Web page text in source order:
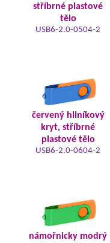
stříbrné plastové
tělo
USB6-2.0-0504-2
červený hliníkový
kryt, stříbrné
plastové tělo
USB6-2.0-0604-2
námořnicky modrý